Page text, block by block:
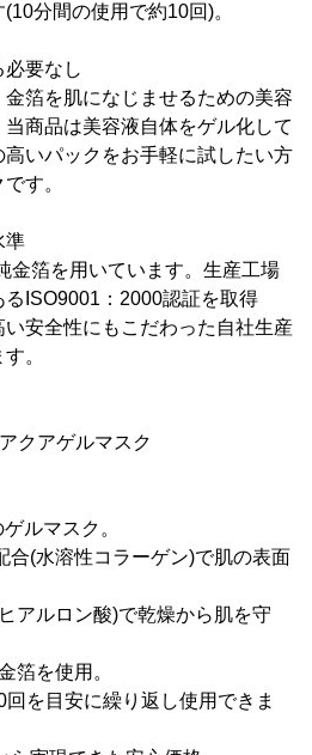
分間の使用で約10回)。
要なし
箔を肌になじませるための美容
商品は美容液自体をゲル化して
いパックをお手軽に試したい方
す。
準
金箔を用いています。生産工場
ISO9001：2000認証を取得
安全性にもこだわった自社生産
。
クアゲルマスク
ルマスク。
合(水溶性コラーゲン)で肌の表面
アルロン酸)で乾燥から肌を守
箔を使用。
回を目安に繰り返し使用できま